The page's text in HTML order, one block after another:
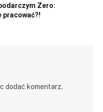
Zero:
pracować?!
dodać komentarz.